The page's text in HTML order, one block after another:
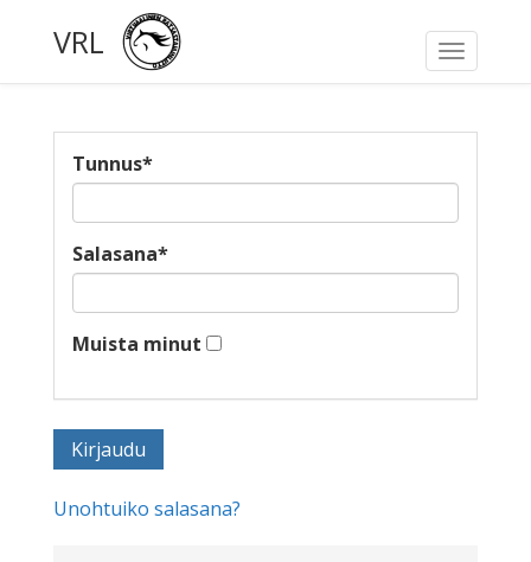
Toggle
VRL
Tunnus*
Salasana*
Muista minut
Unohtuiko salasana?